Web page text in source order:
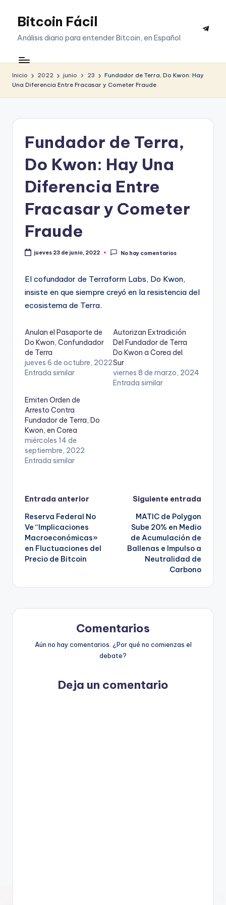
SaltarBitcoin Fácil
Análisis diario para entender Bitcoin, en Español
Inicio 2022 junio 23
Fundador de Terra, Do Kwon: Hay
Una Diferencia Entre Fracasar y Cometer Fraude
Fundador de Terra,
Do Kwon: Hay Una
Diferencia Entre
Fracasar y Cometer
Fraude
jueves 23 de junio, 2022 No hay comentarios
El cofundador de Terraform Labs, Do Kwon,
insiste en que siempre creyó en la resistencia del
ecosistema de Terra.
Anulan el Pasaporte de
Do Kwon, Confundador
de Terra
jueves 6 de octubre, 2022
Entrada similar
Autorizan Extradición
Del Fundador de Terra
Do Kwon a Corea del
Sur
viernes 8 de marzo, 2024
Entrada similar
Emiten Orden de
Arresto Contra
Fundador de Terra, Do
Kwon, en Corea
miércoles 14 de
septiembre, 2022
Entrada similar
Navegación
de
entradas
Entrada anterior
Reserva Federal No
Ve “Implicaciones
Macroeconómicas»
en Fluctuaciones del
Precio de Bitcoin
Siguiente entrada
MATIC de Polygon
Sube 20% en Medio
de Acumulación de
Ballenas e Impulso a
Neutralidad de
Carbono
Comentarios
Aún no hay comentarios. ¿Por qué no comienzas el
debate?
Deja un comentario